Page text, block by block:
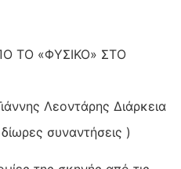
ΤΟ «ΦΥΣΙΚΟ» ΣΤΟ
Λεοντάρης Διάρκεια
συναντήσεις )